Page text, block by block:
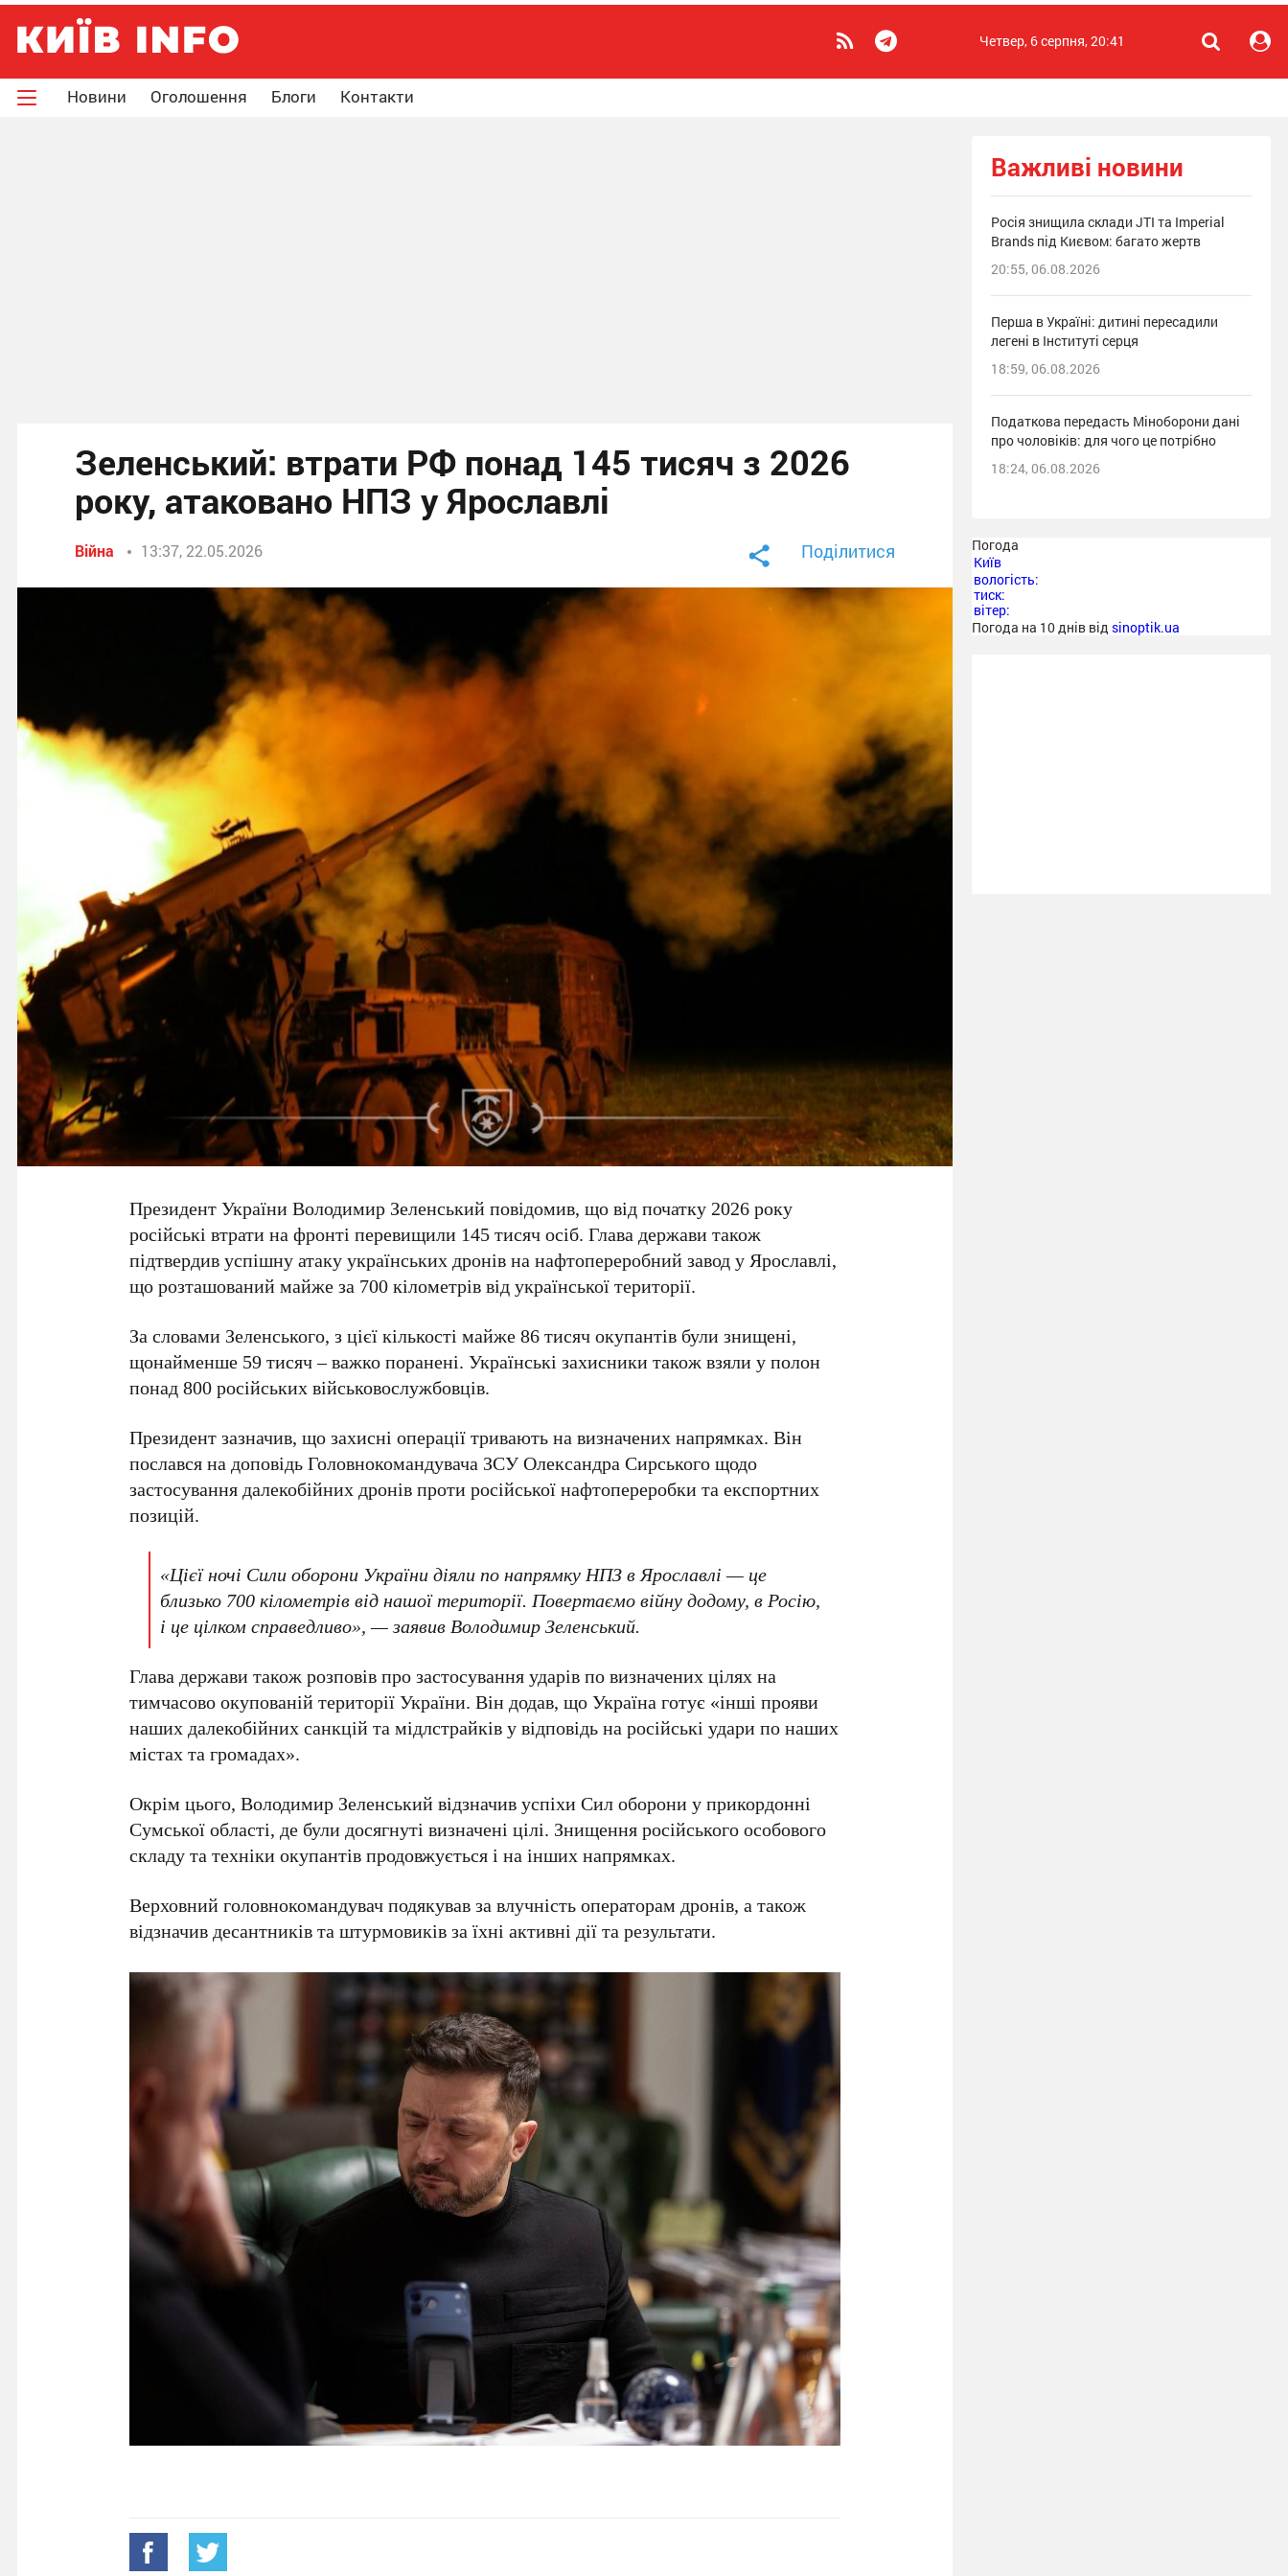
Четвер, 6 серпня, 20:41
Новини Оголошення Блоги Контакти
Зеленський: втрати РФ понад 145 тисяч з 2026
року, атаковано НПЗ у Ярославлі
Війна 13:37, 22.05.2026 Поділитися
Президент УкраїниВолодимир Зеленськийповідомив, що від початку2026 року
російські втрати на фронті перевищили 145 тисяч осіб. Глава держави також
підтвердив успішну атаку українських дронів на нафтопереробний завод уЯрославлі,
що розташований майже за 700 кілометріввід української території.
За словами Зеленського, з цієї кількості майже86 тисячокупантів були знищені,
щонайменше 59 тисяч– важко поранені. Українські захисники також взяли у полон
понад800 російських військовослужбовців.
Президент зазначив, що захисні операції тривають на визначених напрямках. Він
послався на доповідь Головнокомандувача ЗСУОлександра Сирськогощодо
застосування далекобійних дронів проти російської нафтопереробки та експортних
позицій.
«Цієї ночі Сили оборони України діяли по напрямку НПЗ в Ярославлі — це
близько 700 кілометрів від нашої території. Повертаємо війну додому, в Росію,
і це цілком справедливо», — заявивВолодимир Зеленський.
Глава держави також розповів про застосування ударів по визначених цілях на
тимчасово окупованій території України. Він додав, що Україна готує «інші прояви
наших далекобійних санкцій та мідлстрайків у відповідь на російські удари по наших
містах та громадах».
Окрім цього,Володимир Зеленськийвідзначив успіхи Сил оборони у прикордонні
Сумської області, де були досягнуті визначені цілі. Знищення російського особового
складу та техніки окупантів продовжується і на інших напрямках.
Верховний головнокомандувач подякував за влучність операторам дронів, а також
відзначив десантників та штурмовиків за їхні активні дії та результати.
Важливі новини
Росія знищила склади JTI та Imperial
Brands під Києвом: багато жертв
20:55, 06.08.2026
Перша в Україні: дитині пересадили
легені в Інституті серця
18:59, 06.08.2026
Податкова передасть Міноборони дані
про чоловіків: для чого це потрібно
18:24, 06.08.2026
Погода
Київ
вологість:
тиск:
вітер:
Погода на 10 днів від sinoptik.ua